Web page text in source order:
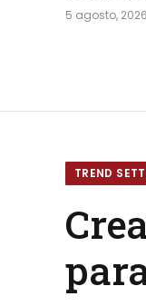
5 agosto, 2026
TREND